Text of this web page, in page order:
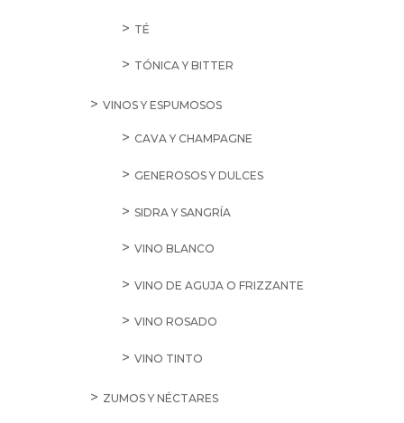
TÉ
TÓNICA Y BITTER
VINOS Y ESPUMOSOS
CAVA Y CHAMPAGNE
GENEROSOS Y DULCES
SIDRA Y SANGRÍA
VINO BLANCO
VINO DE AGUJA O FRIZZANTE
VINO ROSADO
VINO TINTO
ZUMOS Y NÉCTARES